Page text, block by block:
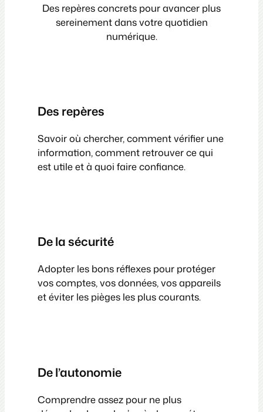
Des repères concrets pour avancer plus
sereinement dans votre quotidien
numérique.
Des repères
Savoir où chercher, comment vérifier une
information, comment retrouver ce qui
est utile et à quoi faire confiance.
De la sécurité
Adopter les bons réflexes pour protéger
vos comptes, vos données, vos appareils
et éviter les pièges les plus courants.
De l’autonomie
Comprendre assez pour ne plus